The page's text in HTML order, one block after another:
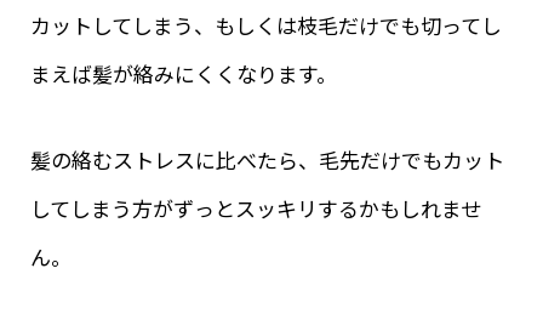
カットしてしまう、もしくは枝毛だけでも切ってし
まえば髪が絡みにくくなります。
髪の絡むストレスに比べたら、毛先だけでもカット
してしまう方がずっとスッキリするかもしれませ
ん。